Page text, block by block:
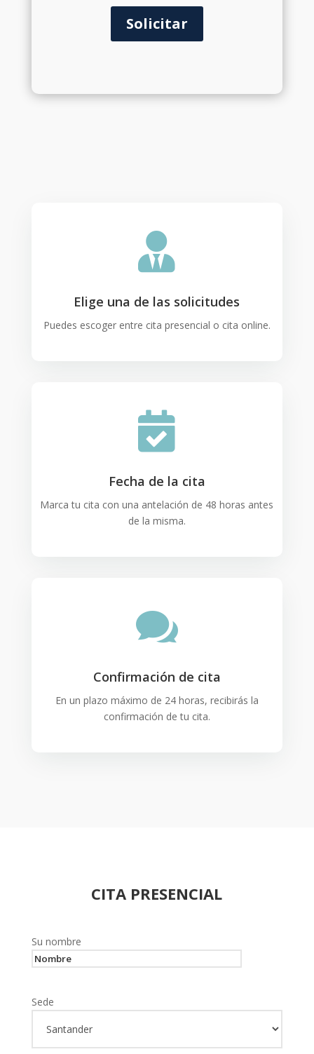
Solicitar

Elige una de las solicitudes
Puedes escoger entre cita presencial o cita online.

Fecha de la cita
Marca tu cita con una antelación de 48 horas antes
de la misma.

Confirmación de cita
En un plazo máximo de 24 horas, recibirás la
confirmación de tu cita.
CITA PRESENCIAL
Su nombre
Sede